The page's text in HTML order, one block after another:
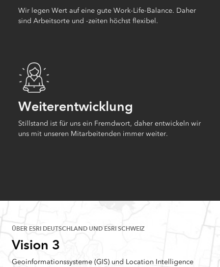
Wir legen Wert auf eine gute Work-Life-Balance. Daher
sind Arbeitsorte und -zeiten höchst flexibel.
Weiterentwicklung
Stillstand ist für uns ein Fremdwort, daher entwickeln wir
uns mit unseren Mitarbeitenden immer weiter.
ÜBER ESRI DEUTSCHLAND UND ESRI SCHWEIZ
Vision 3
Geoinformationssysteme (GIS) und Location Intelligence